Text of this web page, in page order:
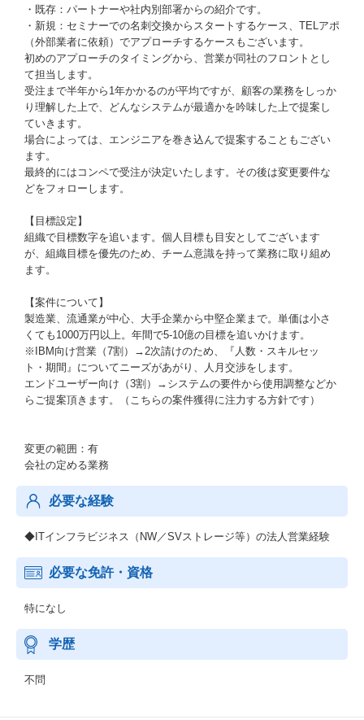
・既存：パートナーや社内別部署からの紹介です。
・新規：セミナーでの名刺交換からスタートするケース、TELアポ
（外部業者に依頼）でアプローチするケースもございます。
初めのアプローチのタイミングから、営業が同社のフロントとし
て担当します。
受注まで半年から1年かかるのが平均ですが、顧客の業務をしっか
り理解した上で、どんなシステムが最適かを吟味した上で提案し
ていきます。
場合によっては、エンジニアを巻き込んで提案することもござい
ます。
最終的にはコンペで受注が決定いたします。その後は変更要件な
どをフォローします。
【目標設定】
組織で目標数字を追います。個人目標も目安としてございます
が、組織目標を優先のため、チーム意識を持って業務に取り組め
ます。
【案件について】
製造業、流通業が中心、大手企業から中堅企業まで。単価は小さ
くても1000万円以上。年間で5-10億の目標を追いかけます。
※IBM向け営業（7割）→2次請けのため、『人数・スキルセッ
ト・期間』についてニーズがあがり、人月交渉をします。
エンドユーザー向け（3割）→システムの要件から使用調整などか
らご提案頂きます。（こちらの案件獲得に注力する方針です）
変更の範囲：有
会社の定める業務
必要な経験
◆ITインフラビジネス（NW／SVストレージ等）の法人営業経験
必要な免許・資格
特になし
学歴
不問